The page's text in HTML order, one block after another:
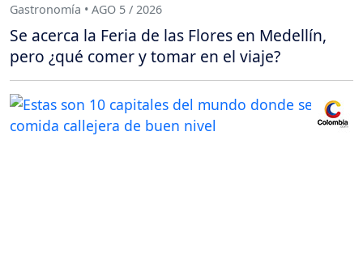
Gastronomía • AGO 5 / 2026
Se acerca la Feria de las Flores en Medellín,
pero ¿qué comer y tomar en el viaje?